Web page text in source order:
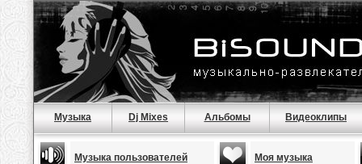
Музыка Dj Mixes Альбомы Видеоклипы
Музыка пользователей Моя музыка